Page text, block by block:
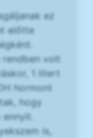
ez
előtte
rendben volt
1 litert
hormont
hogy
is,